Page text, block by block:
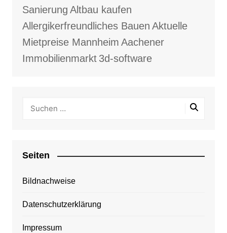
Sanierung Altbau kaufen
Allergikerfreundliches Bauen Aktuelle
Mietpreise Mannheim Aachener
Immobilienmarkt 3d-software
Seiten
Bildnachweise
Datenschutzerklärung
Impressum